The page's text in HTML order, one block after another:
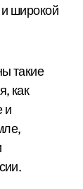
широкой
такие
как
и